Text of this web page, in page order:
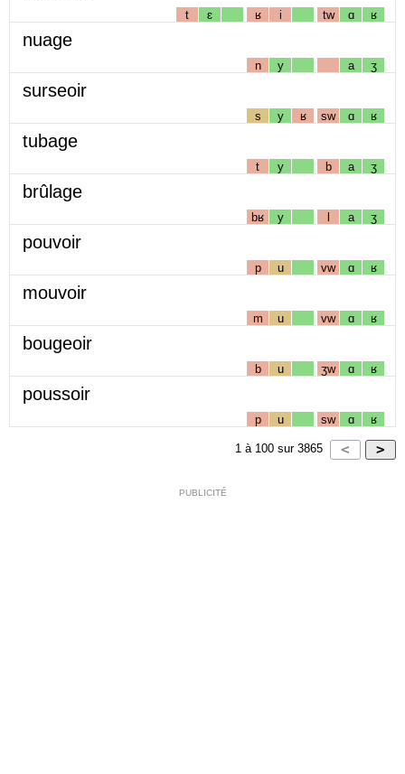
t ɛ ʁ i tw ɑ ʁ
nuage
n y a ʒ
surseoir
s y ʁ sw ɑ ʁ
tubage
t y b a ʒ
brûlage
bʁ y l a ʒ
pouvoir
p u vw ɑ ʁ
mouvoir
m u vw ɑ ʁ
bougeoir
b u ʒw ɑ ʁ
poussoir
p u sw ɑ ʁ
1 à 100 sur 3865
PUBLICITÉ